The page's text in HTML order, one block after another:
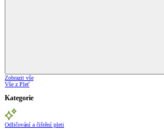
Zobrazit vše
Vše z Pleť
Kategorie
Odličování a čištění pleti